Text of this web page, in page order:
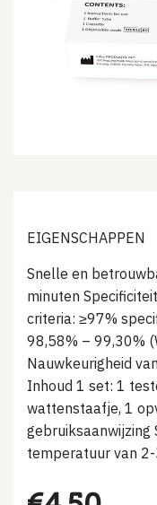
EIGENSCHAPPEN
Snelle en
minuten
criteria: ≥97%
98,58% – 99,30%
Nauwkeurigheid
Inhoud 1 set: 1
wattenstaafje, 1
gebruiksaanwijzing
temperatuur van 2-